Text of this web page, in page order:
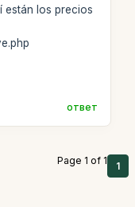
están los precios
ответ
Page 1 of 1 1